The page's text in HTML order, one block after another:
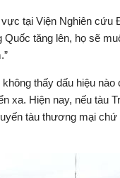
tại Viện Nghiên
tăng lên, họ sẽ
thấy dấu hiệu
xa. Hiện nay, nếu tàu
tàu thương mại